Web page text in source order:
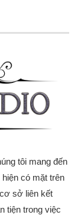
tôi mang đến
có mặt trên
sở liên kết
tiện trong việc